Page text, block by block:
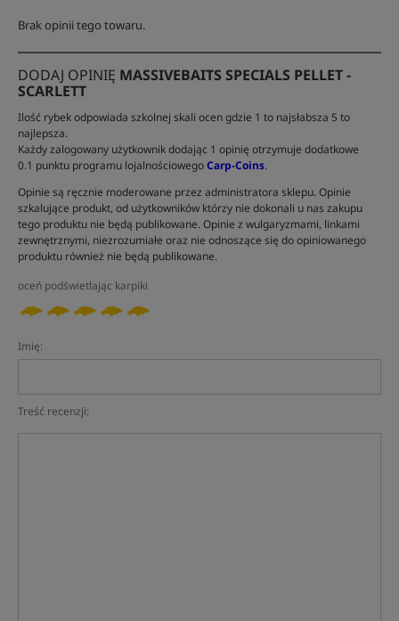
Brak opinii tego towaru.
DODAJ OPINIĘ MASSIVEBAITS SPECIALS PELLET -
SCARLETT
Ilość rybek odpowiada szkolnej skali ocen gdzie 1 to najsłabsza 5 to
najlepsza.
Każdy zalogowany użytkownik dodając 1 opinię otrzymuje dodatkowe
0.1 punktu programu lojalnościowegoCarp-Coins.
Opinie są ręcznie moderowane przez administratora sklepu. Opinie
szkalujące produkt, od użytkowników którzy nie dokonali u nas zakupu
tego produktu nie będą publikowane. Opinie z wulgaryzmami, linkami
zewnętrznymi, niezrozumiałe oraz nie odnoszące się do opiniowanego
produktu również nie będą publikowane.
oceń podświetlając karpiki
Imię:
Treść recenzji: